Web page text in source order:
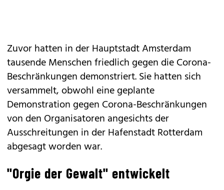
Zuvor hatten in der Hauptstadt Amsterdam
tausende Menschen friedlich gegen die Corona-
Beschränkungen demonstriert. Sie hatten sich
versammelt, obwohl eine geplante
Demonstration gegen Corona-Beschränkungen
von den Organisatoren angesichts der
Ausschreitungen in der Hafenstadt Rotterdam
abgesagt worden war.
"Orgie der Gewalt" entwickelt